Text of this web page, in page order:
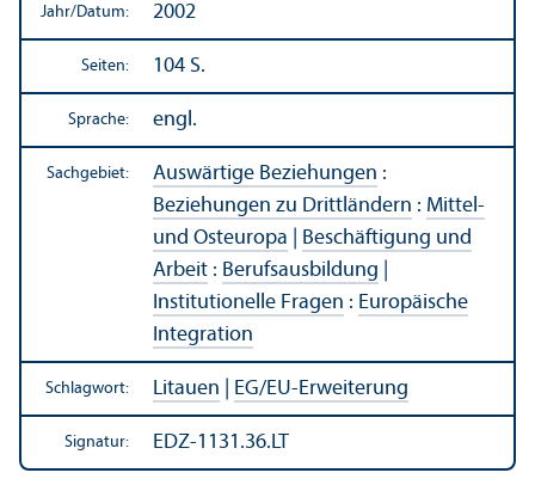
Jahr/Datum: 2002
Seiten: 104 S.
Sprache: engl.
Sachgebiet: Auswärtige Beziehungen :
Beziehungen zu Drittländern : Mittel-
und Osteuropa
Beschäftigung und
Arbeit : Berufsausbildung
Institutionelle Fragen : Europäische
Integration
Schlagwort: Litauen EG/EU-Erweiterung
Signatur: EDZ-1131.36.LT